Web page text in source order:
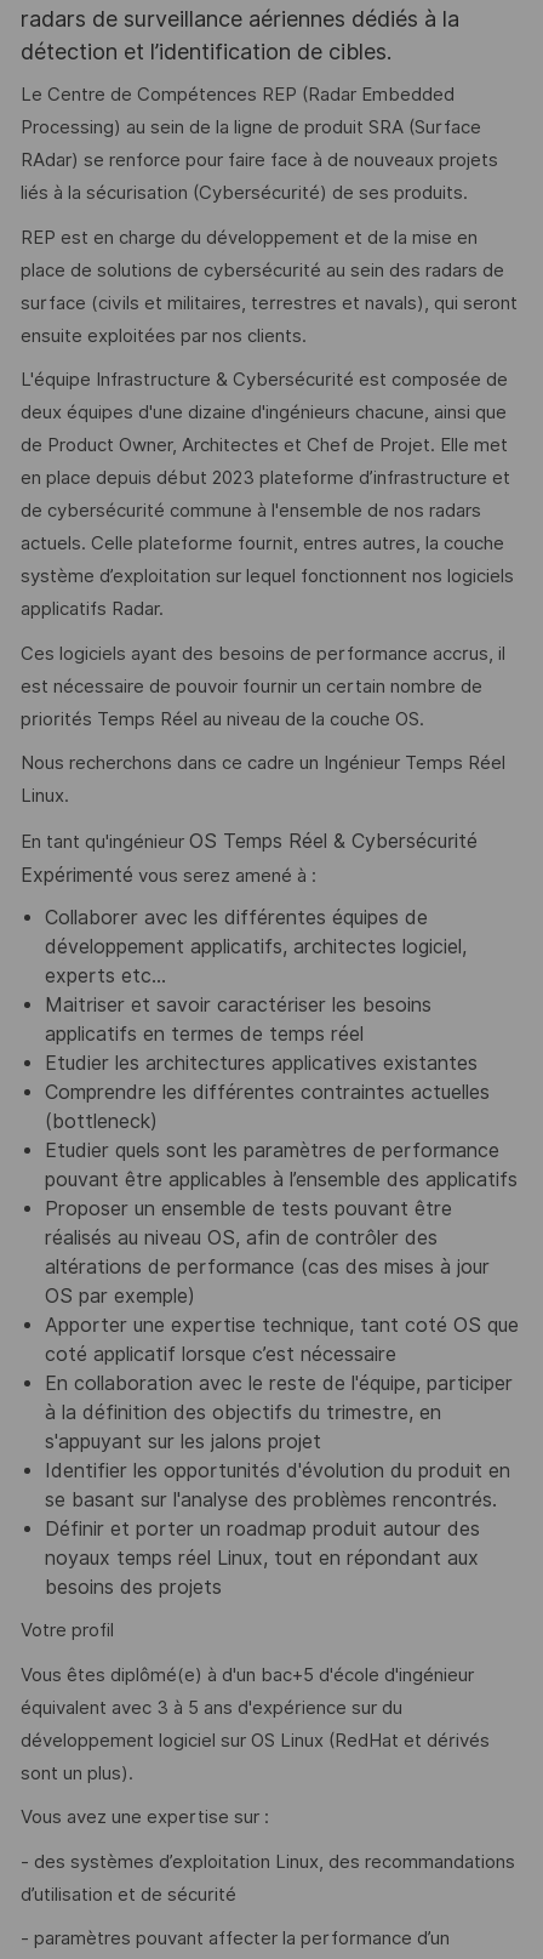
radars de surveillance aériennes dédiés à la
détection et l’identification de cibles.
Le Centre de Compétences REP (Radar Embedded
Processing) au sein de la ligne de produit SRA (Surface
RAdar) se renforce pour faire face à de nouveaux projets
liés à la sécurisation (Cybersécurité) de ses produits.
REP est en charge du développement et de la mise en
place de solutions de cybersécurité au sein des radars de
surface (civils et militaires, terrestres et navals), qui seront
ensuite exploitées par nos clients.
L'équipe Infrastructure & Cybersécurité est composée de
deux équipes d'une dizaine d'ingénieurs chacune, ainsi que
de Product Owner, Architectes et Chef de Projet. Elle met
en place depuis début 2023 plateforme d’infrastructure et
de cybersécurité commune à l'ensemble de nos radars
actuels. Celle plateforme fournit, entres autres, la couche
système d’exploitation sur lequel fonctionnent nos logiciels
applicatifs Radar.
Ces logiciels ayant des besoins de performance accrus, il
est nécessaire de pouvoir fournir un certain nombre de
priorités Temps Réel au niveau de la couche OS.
Nous recherchons dans ce cadre un Ingénieur Temps Réel
Linux.
En tant qu'ingénieur OS Temps Réel & Cybersécurité
Expérimenté vous serez amené à :
Collaborer avec les différentes équipes de
développement applicatifs, architectes logiciel,
experts etc…
Maitriser et savoir caractériserles besoins
applicatifs en termes de temps réel
Etudier les architectures applicatives existantes
Comprendre les différentes contraintes actuelles
(bottleneck)
Etudier quels sont les paramètres de performance
pouvant être applicables à l’ensemble des applicatifs
Proposer un ensemble de tests pouvant être
réalisés au niveau OS, afin de contrôler des
altérations de performance (cas des mises à jour
OS par exemple)
Apporter une expertise technique, tant coté OS que
coté applicatif lorsque c’est nécessaire
En collaboration avec le reste de l'équipe, participer
à la définition des objectifs du trimestre, en
s'appuyant sur les jalons projet
Identifier les opportunités d'évolution du produit en
se basant sur l'analyse des problèmes rencontrés.
Définir et porter un roadmap produit autour des
noyaux temps réel Linux, tout en répondant aux
besoins des projets
Votre profil
Vous êtes diplômé(e) à d'un bac+5 d'école d'ingénieur
équivalent avec 3 à 5 ans d'expérience sur du
développement logiciel sur OS Linux (RedHat et dérivés
sont un plus).
Vous avez une expertise sur :
- des systèmes d’exploitation Linux, des recommandations
d’utilisation et de sécurité
- paramètres pouvant affecter la performance d’un